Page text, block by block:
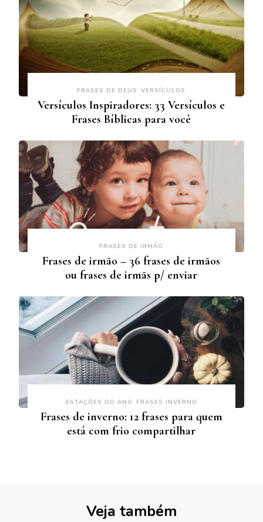
FRASES DE DEUS VERSÍCULOS
Versículos Inspiradores: 33 Versículos e
Frases Bíblicas para você
FRASES DE IRMÃO
Frases de irmão – 36 frases de irmãos
ou frases de irmãs p/ enviar
ESTAÇÕES DO ANO FRASES INVERNO
Frases de inverno: 12 frases para quem
está com frio compartilhar
Veja também